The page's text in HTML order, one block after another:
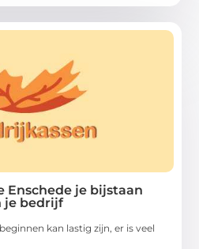
Enschede je bijstaan
je bedrijf
kan lastig zijn, er is veel